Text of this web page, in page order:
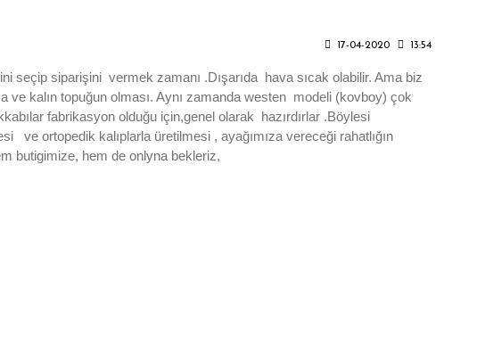
17-04-2020 13:54
seçip siparişini vermek zamanı .Dışarıda hava sıcak olabilir. Ama biz
kalın topuğun olması. Aynı zamanda westen modeli (kovboy) çok
fabrikasyon olduğu için,genel olarak hazırdırlar .Böylesi
ve ortopedik kalıplarla üretilmesi , ayağımıza vereceği rahatlığın
butigimize, hem de onlyna bekleriz,